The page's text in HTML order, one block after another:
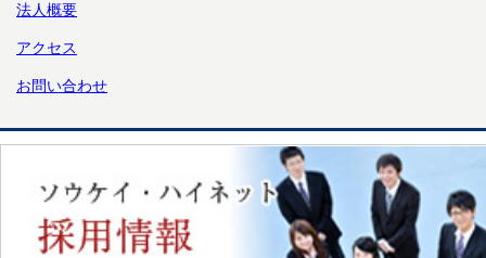
法人概要
アクセス
お問い合わせ